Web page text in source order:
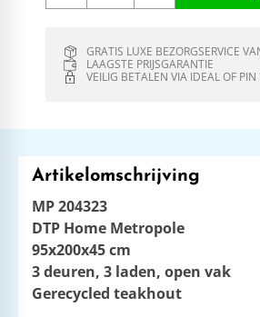
GRATIS LUXE BEZORGSERVICE
LAAGSTE PRIJSGARANTIE
VEILIG BETALEN VIA IDEAL OF PIN
Artikelomschrijving
MP 204323
DTP Home Metropole
95x200x45 cm
3 deuren, 3 laden, open vak
Gerecycled teakhout